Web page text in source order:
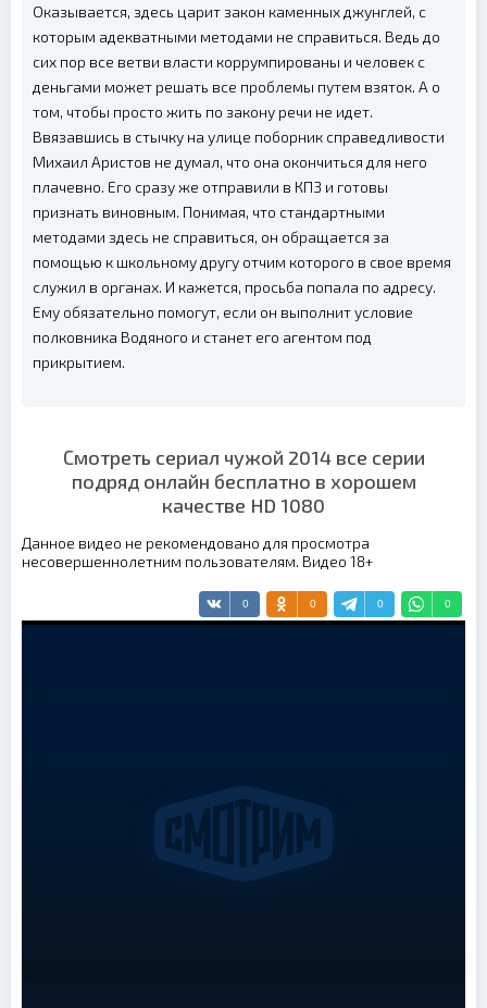
Оказывается, здесь царит закон каменных джунглей, с
которым адекватными методами не справиться. Ведь до
сих пор все ветви власти коррумпированы и человек с
деньгами может решать все проблемы путем взяток. А о
том, чтобы просто жить по закону речи не идет.
Ввязавшись в стычку на улице поборник справедливости
Михаил Аристов не думал, что она окончиться для него
плачевно. Его сразу же отправили в КПЗ и готовы
признать виновным. Понимая, что стандартными
методами здесь не справиться, он обращается за
помощью к школьному другу отчим которого в свое время
служил в органах. И кажется, просьба попала по адресу.
Ему обязательно помогут, если он выполнит условие
полковника Водяного и станет его агентом под
прикрытием.
Смотреть сериал чужой 2014 все серии
подряд онлайн бесплатно в хорошем
качестве HD 1080
Данное видео не рекомендовано для просмотра
несовершеннолетним пользователям. Видео 18+
0 0 0 0